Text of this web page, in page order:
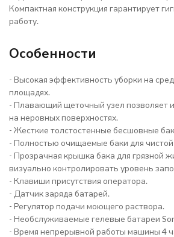
Компактная конструкция гарантирует
работу.
Особенности
- Высокая эффективность уборки на
площадях.
- Плавающий щеточный узел позволяет
на неровных поверхностях.
- Жесткие толстостенные бесшовные
- Полностью очищаемые баки для чистой
- Прозрачная крышка бака для грязной
визуально контролировать уровень
- Клавиши присутствия оператора.
- Датчик заряда батарей.
- Регулятор подачи моющего раствора.
- Необслуживаемые гелевые батареи
- Время непрерывной работы машины 4